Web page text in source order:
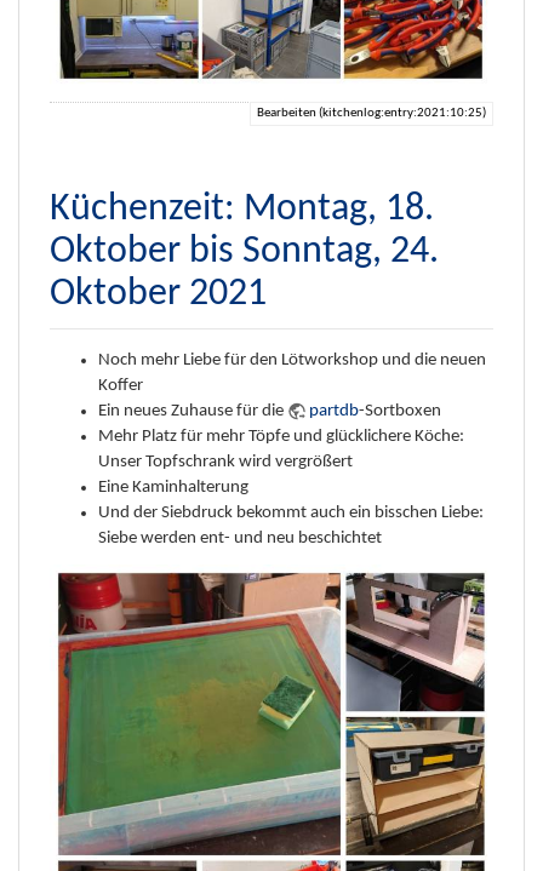
Bearbeiten (kitchenlog:entry:2021:10:25)
Küchenzeit: Montag, 18.
Oktober bis Sonntag, 24.
Oktober 2021
Noch mehr Liebe für den Lötworkshop und die neuen
Koffer
Ein neues Zuhause für die
partdb-Sortboxen
Mehr Platz für mehr Töpfe und glücklichere Köche:
Unser Topfschrank wird vergrößert
Eine Kaminhalterung
Und der Siebdruck bekommt auch ein bisschen Liebe:
Siebe werden ent- und neu beschichtet